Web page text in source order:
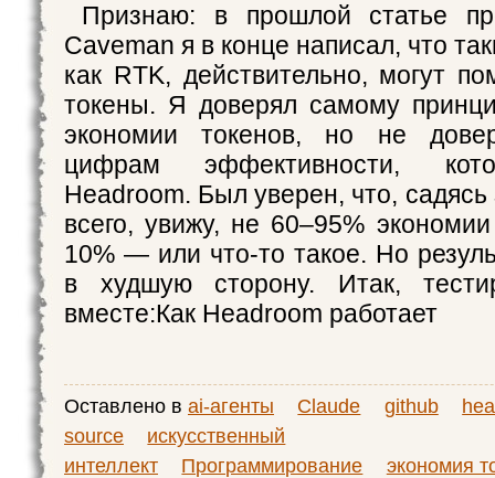
Признаю: в прошлой статье
Caveman я в конце написал, что
как RTK, действительно, могут
токены. Я доверял самому
экономии токенов, но не
цифрам эффективности,
Headroom. Был уверен, что, садясь
всего, увижу, не 60–95%
10% — или что-то такое. Но
в худшую сторону. Итак,
вместе:Как Headroom работает
Оставлено в ai-агенты Claude github
source
искусственный
интеллект
Программирование экономия